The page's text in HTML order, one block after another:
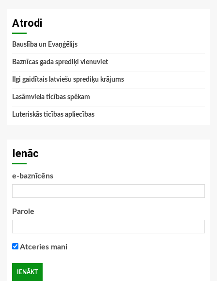
Atrodi
Bauslība un Evaņģēlijs
Baznīcas gada sprediķi vienuviet
Ilgi gaidītais latviešu sprediķu krājums
Lasāmviela ticības spēkam
Luteriskās ticības apliecības
Ienāc
e-baznīcēns
Parole
Atceries mani